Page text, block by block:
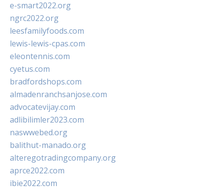
e-smart2022.org
ngrc2022.org
leesfamilyfoods.com
lewis-lewis-cpas.com
eleontennis.com
cyetus.com
bradfordshops.com
almadenranchsanjose.com
advocatevijay.com
adlibilimler2023.com
naswwebed.org
balithut-manado.org
alteregotradingcompany.org
aprce2022.com
ibie2022.com